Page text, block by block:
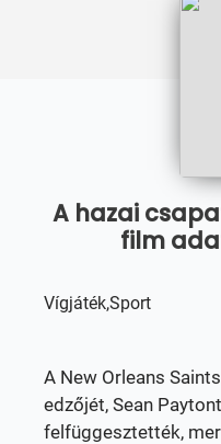
A hazai
film
Vígjáték,Sport
A New Orleans
edzőjét, Sean
felfüggesztették,